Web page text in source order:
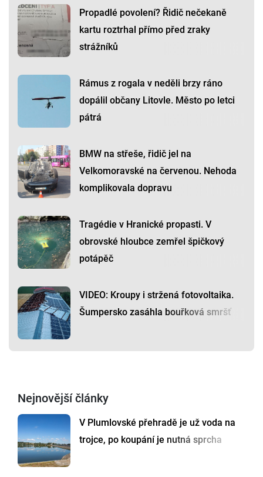
Propadlé povolení? Řidič nečekaně
kartu roztrhal přímo před zraky
strážníků
Rámus z rogala v neděli brzy ráno
dopálil občany Litovle. Město po letci
pátrá
BMW na střeše, řidič jel na
Velkomoravské na červenou. Nehoda
komplikovala dopravu
Tragédie v Hranické propasti. V
obrovské hloubce zemřel špičkový
potápěč
VIDEO: Kroupy i stržená fotovoltaika.
Šumpersko zasáhla bouřková smršť
Nejnovější články
V Plumlovské přehradě je už voda na
trojce, po koupání je nutná sprcha